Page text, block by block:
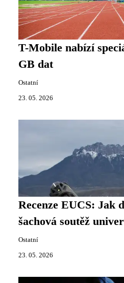
T-Mobile nabízí
GB dat
Ostatní
23. 05. 2026
Recenze EUCS: Jak
šachová soutěž
Ostatní
23. 05. 2026